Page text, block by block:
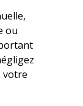
ou
votre